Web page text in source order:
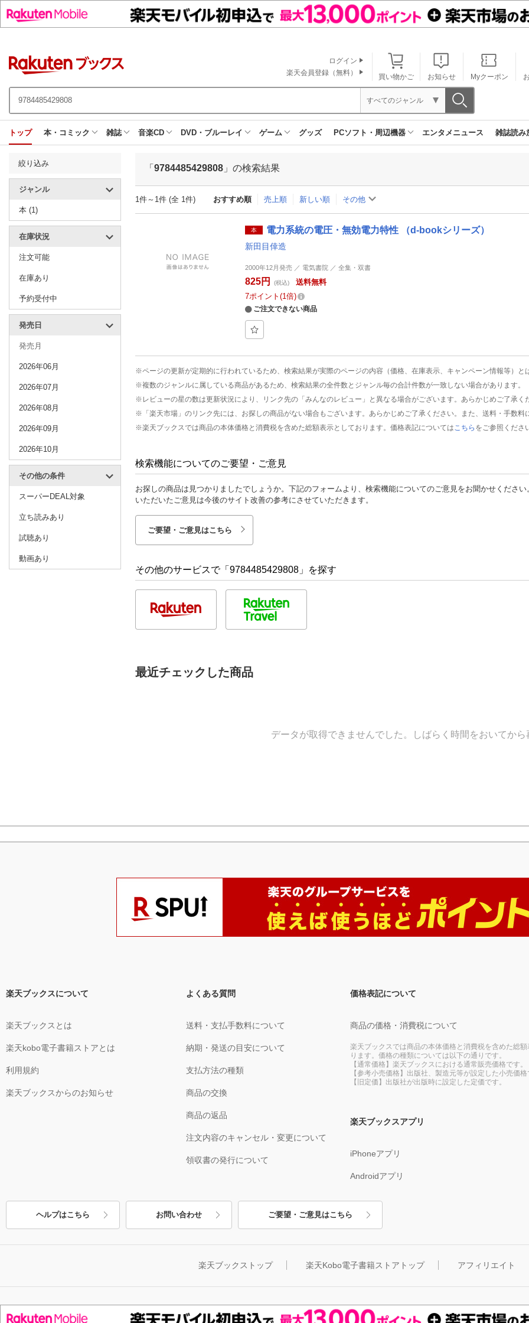
買い物かご お知らせ Myクーポン
ログイン
楽天会員登録（無料）
すべてのジャンル
トップ 本・コミック 雑誌 音楽CD DVD・ブルーレイ ゲーム グッズ PCソフト・周辺機器 エンタメニュース 雑誌読み
絞り込み
ジャンル
本 (1)
在庫状況
注文可能
在庫あり
予約受付中
発売日
発売月
2026年06月
2026年07月
2026年08月
2026年09月
2026年10月
その他の条件
スーパーDEAL対象
立ち読みあり
試聴あり
動画あり
「 9784485429808 」の検索結果
1件～1件 (全 1件) おすすめ順 売上順 新しい順 その他
本 電力系統の電圧・無効電力特性 （d-bookシリーズ）
新田目倖造
2000年12月発売 ／ 電気書院 ／ 全集・双書
825円 (税込)
送料無料
7ポイント 1倍
ご注文できない商品
※ページの更新が定期的に行われているため、検索結果が実際のページの内容（価格、在庫表示、キャンペーン情報等）と
※複数のジャンルに属している商品があるため、検索結果の全件数とジャンル毎の合計件数が一致しない場合があります。
※レビューの星の数は更新状況により、リンク先の「みんなのレビュー」と異なる場合がございます。あらかじめご了承く
※「楽天市場」のリンク先には、お探しの商品がない場合もございます。あらかじめご了承ください。また、送料・手数料
※楽天ブックスでは商品の本体価格と消費税を含めた総額表示としております。価格表記については こちら をご参照くださ
検索機能についてのご要望・ご意見
お探しの商品は見つかりましたでしょうか。下記のフォームより、検索機能についてのご意見をお聞かせください
いただいたご意見は今後のサイト改善の参考にさせていただきます。
ご要望・ご意見はこちら
その他のサービスで「9784485429808」を探す
最近チェックした商品
データが取得できませんでした。しばらく時間をおいてから
楽天ブックスについて
楽天ブックスとは
楽天kobo電子書籍ストアとは
利用規約
楽天ブックスからのお知らせ
よくある質問
送料・支払手数料について
納期・発送の目安について
支払方法の種類
商品の交換
商品の返品
注文内容のキャンセル・変更について
領収書の発行について
価格表記について
商品の価格・消費税について
楽天ブックスでは商品の本体価格と消費税を含めた総額
ります。価格の種類については以下の通りです。
【通常価格】楽天ブックスにおける通常販売価格です。
【参考小売価格】出版社、製造元等が設定した小売価格
【旧定価】出版社が出版時に設定した定価です。
楽天ブックスアプリ
iPhoneアプリ
Androidアプリ
ヘルプはこちら お問い合わせ ご要望・ご意見はこちら
楽天ブックストップ 楽天Kobo電子書籍ストアトップ アフィリエイト